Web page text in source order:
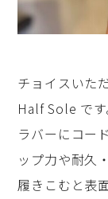
チョイスいた
Half Sole です
ラバーにコー
ップ力や耐久
履きこむと表